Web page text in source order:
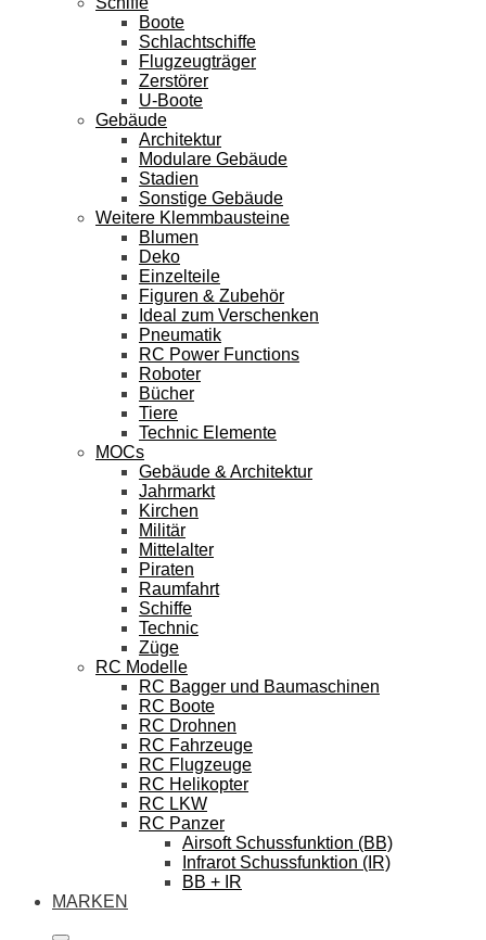
Boote
Schlachtschiffe
Flugzeugträger
Zerstörer
U-Boote
Gebäude
Architektur
Modulare Gebäude
Stadien
Sonstige Gebäude
Weitere Klemmbausteine
Blumen
Deko
Einzelteile
Figuren & Zubehör
Ideal zum Verschenken
Pneumatik
RC Power Functions
Roboter
Bücher
Tiere
Technic Elemente
MOCs
Gebäude & Architektur
Jahrmarkt
Kirchen
Militär
Mittelalter
Piraten
Raumfahrt
Schiffe
Technic
Züge
RC Modelle
RC Bagger und Baumaschinen
RC Boote
RC Drohnen
RC Fahrzeuge
RC Flugzeuge
RC Helikopter
RC LKW
RC Panzer
Airsoft Schussfunktion (BB)
Infrarot Schussfunktion (IR)
BB + IR
MARKEN